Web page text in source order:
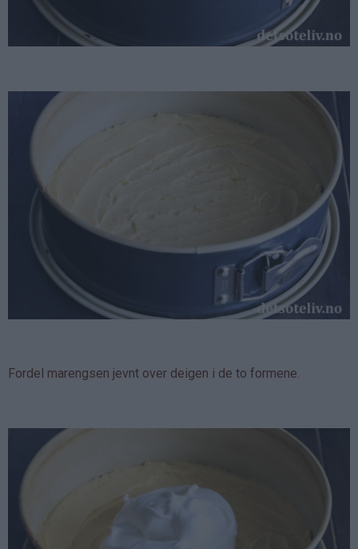
Fordel marengsen jevnt over deigen i de to formene.